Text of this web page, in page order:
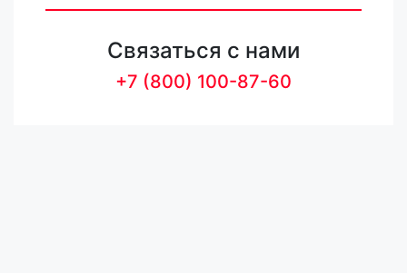
Связаться с нами
+7 (800) 100-87-60